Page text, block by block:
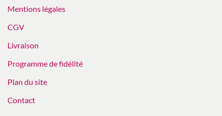
Mentions légales
CGV
Livraison
Programme de fidélité
Plan du site
Contact